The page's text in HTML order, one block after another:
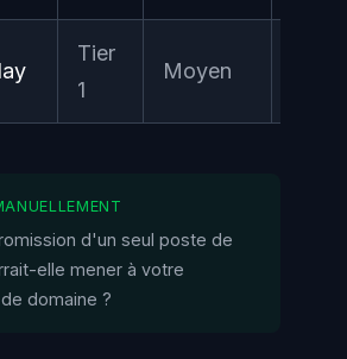
Tier
1
Moyen
d'un seul poste de
elle mener à votre
domaine ?